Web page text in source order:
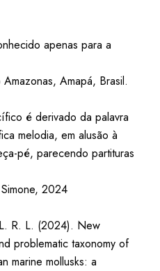
apenas para a
Amapá, Brasil.
é derivado da palavra
melodia, em alusão à
pé, parecendo partituras
2024
R. L. (2024). New
problematic taxonomy of
marine mollusks: a